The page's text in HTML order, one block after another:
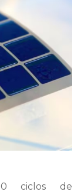
ciclos de